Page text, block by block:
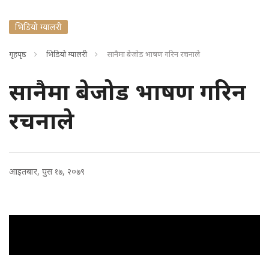
भिडियो ग्यालरी
गृहपृष्ठ भिडियो ग्यालरी सानैमा बेजोड भाषण गरिन रचनाले
सानैमा बेजोड भाषण गरिन
रचनाले
आइतबार, पुस १७, २०७९